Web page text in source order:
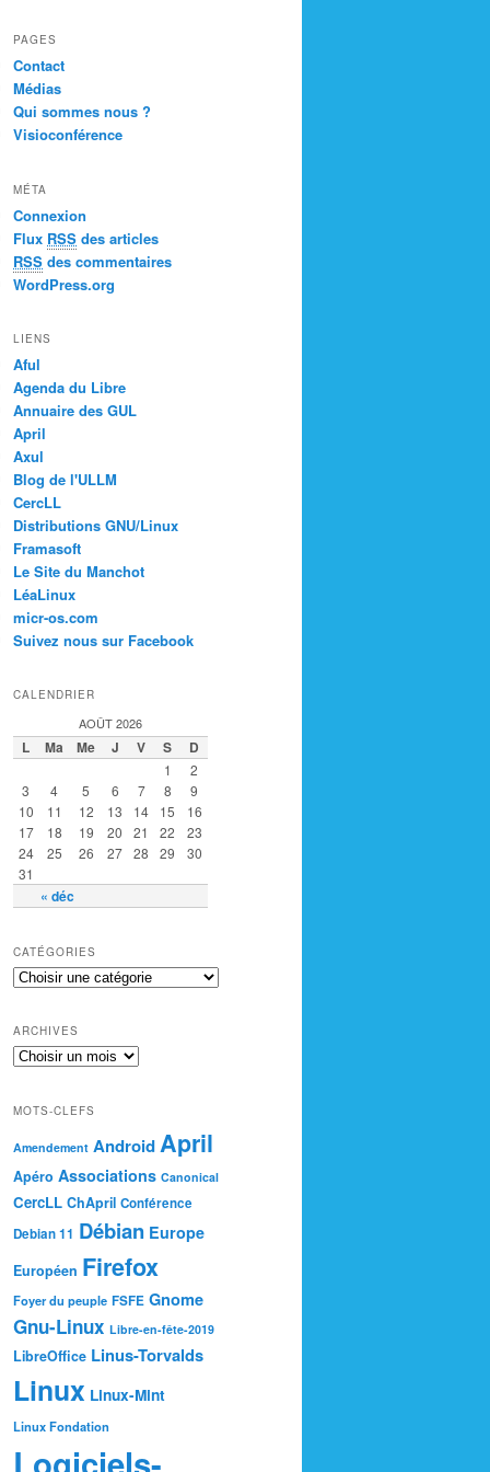
PAGES
Contact
Médias
Qui sommes nous ?
Visioconférence
MÉTA
Connexion
Flux RSS des articles
RSS des commentaires
WordPress.org
LIENS
Aful
Agenda du Libre
Annuaire des GUL
April
Axul
Blog de l'ULLM
CercLL
Distributions GNU/Linux
Framasoft
Le Site du Manchot
LéaLinux
micr-os.com
Suivez nous sur Facebook
CALENDRIER
AOÛT 2026
L Ma Me J V S D
« déc
1
2
3
4 5 6 7 8
9
10
11 12 13 14 15
16
17
18 19 20 21 22
23
24
25 26 27 28 29
30
31
CATÉGORIES
ARCHIVES
MOTS-CLEFS
Amendement AndroidApril
Apéro Associations Canonical
CercLL ChApril Conférence
Debian 11 Débian Europe
Européen Firefox
Foyer du peuple FSFE Gnome
Gnu-Linux Libre-en-fête-2019
LibreOffice Linus-Torvalds
Linux Linux-Mint
Linux Fondation
Logiciels-